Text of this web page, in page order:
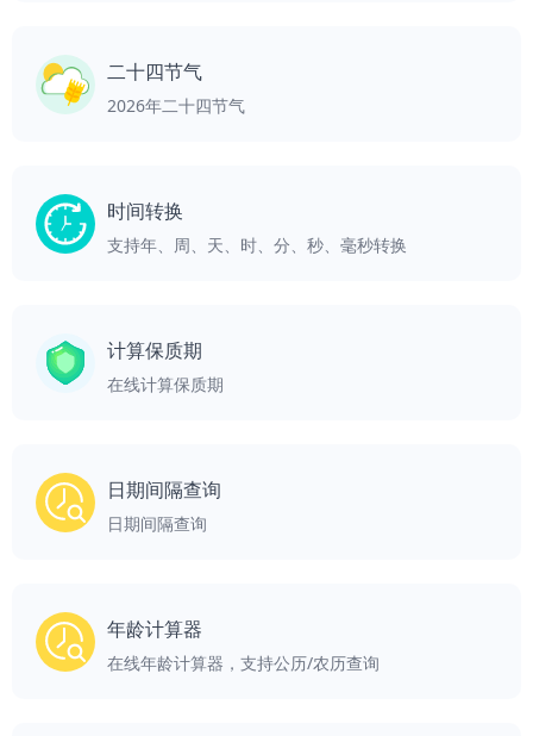
二十四节气
2026年二十四节气
时间转换
支持年、周、天、时、分、秒、毫秒转换
计算保质期
在线计算保质期
日期间隔查询
日期间隔查询
年龄计算器
在线年龄计算器，支持公历/农历查询